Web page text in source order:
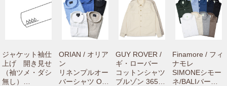
ジャケット袖仕
上げ 開き見せ
（袖ツメ・ダシ
無し）
ORIAN / オリア
ン
リネンプルオー
バーシャツ OR-
GUY ROVER /
ギ・ローバー
コットンシャツ
ブルゾン 3650G
Finamore / フィ
ナモレ
SIMONEシモー
ネ/BALIバーリ